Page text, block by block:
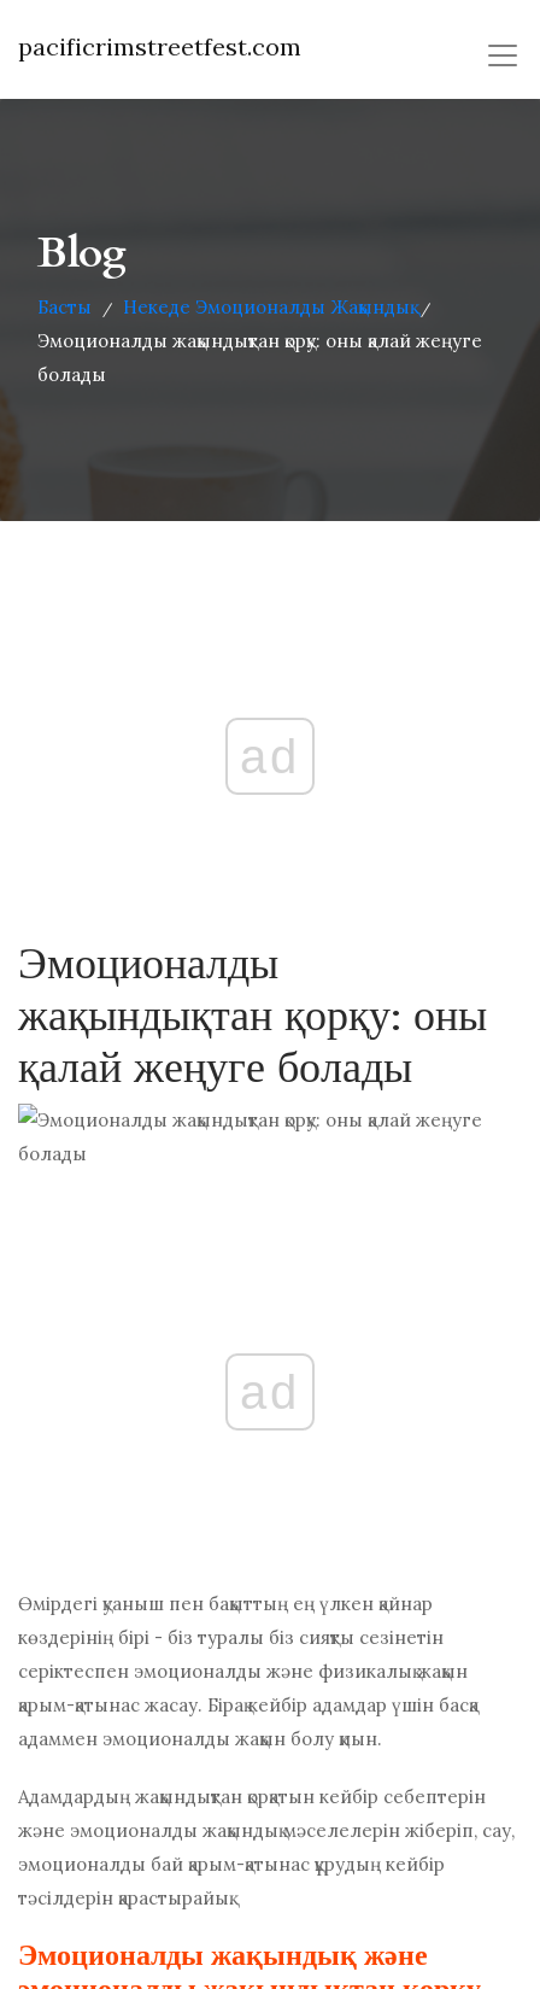
pacificrimstreetfest.com
Blog
Басты / Некеде Эмоционалды Жақындық /
Эмоционалды жақындықтан қорқу: оны қалай жеңуге
болады
ad
Эмоционалды
жақындықтан қорқу: оны
қалай жеңуге болады
ad
Өмірдегі қуаныш пен бақыттың ең үлкен қайнар
көздерінің бірі - біз туралы біз сияқты сезінетін
серіктеспен эмоционалды және физикалық жақын
қарым-қатынас жасау. Бірақ кейбір адамдар үшін басқа
адаммен эмоционалды жақын болу қиын.
Адамдардың жақындықтан қорқатын кейбір себептерін
және эмоционалды жақындық мәселелерін жіберіп, сау,
эмоционалды бай қарым-қатынас құрудың кейбір
тәсілдерін қарастырайық.
Эмоционалды жақындық және